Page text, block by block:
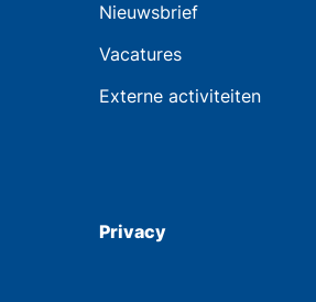
Nieuwsbrief
Vacatures
Externe activiteiten
Privacy